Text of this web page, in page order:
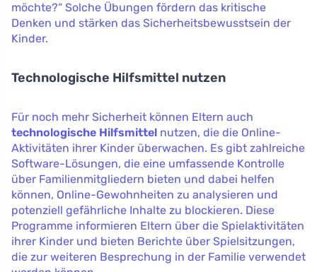
möchte?“ Solche Übungen fördern das kritische
Denken und stärken das Sicherheitsbewusstsein der
Kinder.
Technologische Hilfsmittel nutzen
Für noch mehr Sicherheit können Eltern auch
technologische Hilfsmittel nutzen, die die Online-
Aktivitäten ihrer Kinder überwachen. Es gibt zahlreiche
Software-Lösungen, die eine umfassende Kontrolle
über Familienmitgliedern bieten und dabei helfen
können, Online-Gewohnheiten zu analysieren und
potenziell gefährliche Inhalte zu blockieren. Diese
Programme informieren Eltern über die Spielaktivitäten
ihrer Kinder und bieten Berichte über Spielsitzungen,
die zur weiteren Besprechung in der Familie verwendet